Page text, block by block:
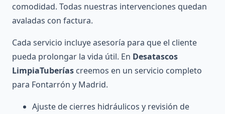
comodidad. Todas nuestras intervenciones quedan
avaladas con factura.
Cada servicio incluye asesoría para que el cliente
pueda prolongar la vida útil. En Desatascos
LimpiaTuberías creemos en un servicio completo
para Fontarrón y Madrid.
Ajuste de cierres hidráulicos y revisión de